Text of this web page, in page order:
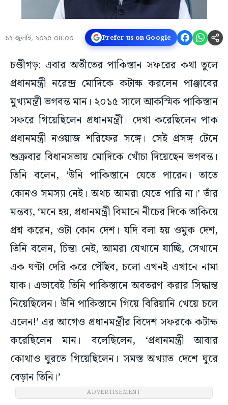
১২ জুলাই, ২০২৫ ০৪:০০ Prefer us on Google
চণ্ডীগড়: এবার অতীতের পাকিস্তান সফরের কথা তুলে
প্রধানমন্ত্রী নরেন্দ্র মোদিকে কটাক্ষ করলেন পাঞ্জাবের
মুখ্যমন্ত্রী ভগবন্ত মান। ২০১৫ সালে আকস্মিক পাকিস্তান
সফরে গিয়েছিলেন প্রধানমন্ত্রী। দেখা করেছিলেন পাক
প্রধানমন্ত্রী নওয়াজ শরিফের সঙ্গে। সেই প্রসঙ্গ টেনে
শুক্রবার বিধানসভায় মোদিকে খোঁচা দিয়েছেন ভগবন্ত।
তিনি বলেন, ‘উনি পাকিস্তানে যেতে পারেন। তাতে
কোনও সমস্যা নেই। অথচ আমরা যেতে পারি না।’ তাঁর
মন্তব্য, ‘মনে হয়, প্রধানমন্ত্রী বিমানে নীচের দিকে তাকিয়ে
প্রশ্ন করেন, ওটা কোন দেশ। যদি বলা হয় ওমুক দেশ,
তিনি বলেন, চিন্তা নেই, আমরা যেখানে যাচ্ছি, সেখানে
এক ঘণ্টা দেরি করে পৌঁছব, চলো এখনই এখানে নামা
যাক। এভাবেই তিনি পাকিস্তানে অবতরণ করার সিদ্ধান্ত
নিয়েছিলেন। উনি পাকিস্তানে গিয়ে বিরিয়ানি খেয়ে চলে
এলেন!’ এর আগেও প্রধানমন্ত্রীর বিদেশ সফরকে কটাক্ষ
করেছিলেন মান। বলেছিলেন, ‘প্রধানমন্ত্রী আবার
কোথাও ঘুরতে গিয়েছিলেন। সমস্ত অখ্যাত দেশে ঘুরে
বেড়ান তিনি।’
ADVERTISEMENT